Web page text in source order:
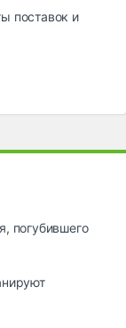
поставок и
погубившего